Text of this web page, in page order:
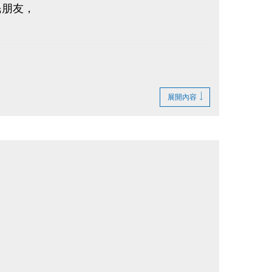
友，
展開內容